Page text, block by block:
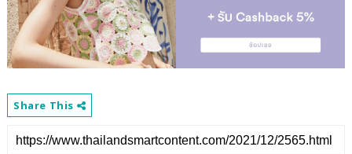
Share This